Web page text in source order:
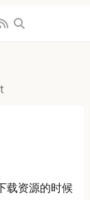
载资源的时候